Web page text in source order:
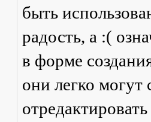
быть
радость, а :(
в форме
они легко